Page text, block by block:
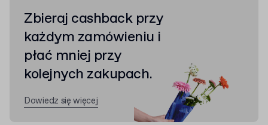
Zbieraj cashback przy
każdym zamówieniu i
płać mniej przy
kolejnych zakupach.
Dowiedz się więcej